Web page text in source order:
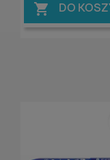
 DO